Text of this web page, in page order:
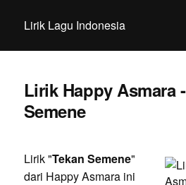
Lirik Lagu Indonesia
Lirik Happy Asmara
Semene
Lirik "Tekan Semene"
dari Happy Asmara ini